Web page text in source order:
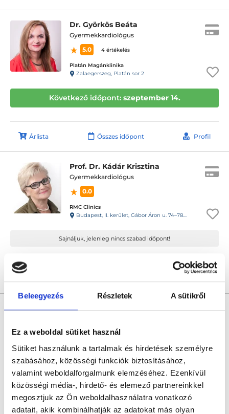
Beleegyezés Részletek A sütikről
Ez a weboldal sütiket használ
Sütiket használunk a tartalmak és hirdetések személyre
szabásához, közösségi funkciók biztosításához,
valamint weboldalforgalmunk elemzéséhez. Ezenkívül
közösségi média-, hirdető- és elemező partnereinkkel
megosztjuk az Ön weboldalhasználatra vonatkozó
adatait, akik kombinálhatják az adatokat más olyan
Dr. Györkös Beáta
Gyermekkardiológus
5.0
4 értékelés
Platán Magánklinika
Zalaegerszeg, Platán sor 2
Következő időpont: szeptember 14.
Árlista Összes időpont Profil
Prof. Dr. Kádár Krisztina
Gyermekkardiológus
0.0
RMC Clinics
Budapest, II. kerület, Gábor Áron u. 74–78. III. emelet
Sajnáljuk, jelenleg nincs szabad időpont!
Dr. Perjés Zsófia
5.0
12 értékelés
Doktor24 CityZen
Budapest, XIII. kerület, Váci út 37. 1. emelet